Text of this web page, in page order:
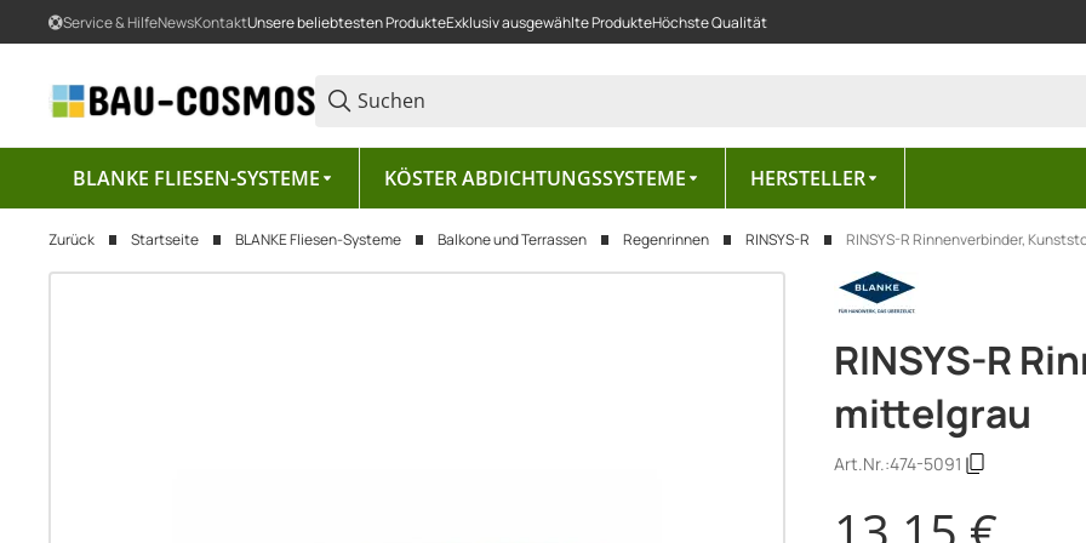
Service & HilfeNewsKontaktUnsere beliebtesten ProdukteExklusiv ausgewählte ProdukteHöchste Qualität
BLANKE FLIESEN-SYSTEME KÖSTER ABDICHTUNGSSYSTEME HERSTELLER
Zurück Startseite BLANKE Fliesen-Systeme Balkone und Terrassen Regenrinnen RINSYS-R RINSYS-R Rinnenverbinder,
RINSYS-R
mittelgrau
Art.Nr.:474-5091